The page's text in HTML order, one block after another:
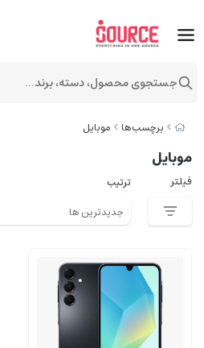
برچسب‌ها موبایل
موبایل
فیلتر ترتیب
جستجوی محصول، دسته، برند...